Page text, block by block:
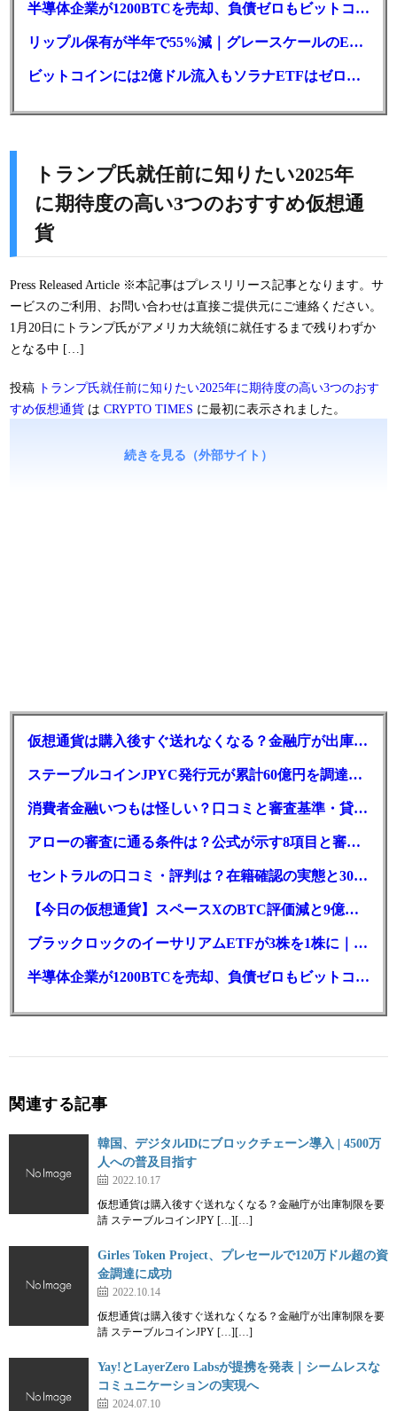
半導体企業が1200BTCを売却、負債ゼロもビットコイン戦略は後退
リップル保有が半年で55%減｜グレースケールのETF、純資産1.6億ドル減
ビットコインには2億ドル流入もソラナETFはゼロ｜5営業日連続で停止
トランプ氏就任前に知りたい2025年
に期待度の高い3つのおすすめ仮想通
貨
Press Released Article ※本記事はプレスリリース記事となります。サ
ービスのご利用、お問い合わせは直接ご提供元にご連絡ください。
1月20日にトランプ氏がアメリカ大統領に就任するまで残りわずか
となる中 […]
投稿
トランプ氏就任前に知りたい2025年に期待度の高い3つのおす
すめ仮想通貨 は CRYPTO TIMES に最初に表示されました。
続きを見る（外部サイト）
仮想通貨は購入後すぐ送れなくなる？金融庁が出庫制限を要請
ステーブルコインJPYC発行元が累計60億円を調達、物流大手も出資参画
消費者金融いつもは怪しい？口コミと審査基準・貸付条件を調査
アローの審査に通る条件は？公式が示す8項目と審査時間
セントラルの口コミ・評判は？在籍確認の実態と30日金利0円の落とし穴
【今日の仮想通貨】スペースXのBTC評価減と9億株の解禁。208億円相当のBTCが盗難
ブラックロックのイーサリアムETFが3株を1株に｜年初来37%安
半導体企業が1200BTCを売却、負債ゼロもビットコイン戦略は後退
関連する記事
韓国、デジタルIDにブロックチェーン導入 | 4500万
人への普及目指す
2022.10.17
仮想通貨は購入後すぐ送れなくなる？金融庁が出庫制限を要
請 ステーブルコインJPY […][…]
Girles Token Project、プレセールで120万ドル超の資
金調達に成功
2022.10.14
仮想通貨は購入後すぐ送れなくなる？金融庁が出庫制限を要
請 ステーブルコインJPY […][…]
Yay!とLayerZero Labsが提携を発表｜シームレスな
コミュニケーションの実現へ
2024.07.10